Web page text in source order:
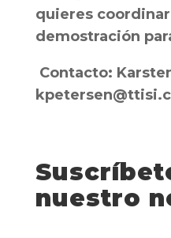
quieres
demostración
Contacto:
nuestro